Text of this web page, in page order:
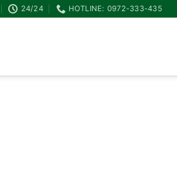
24/24 HOTLINE: 0972-333-435